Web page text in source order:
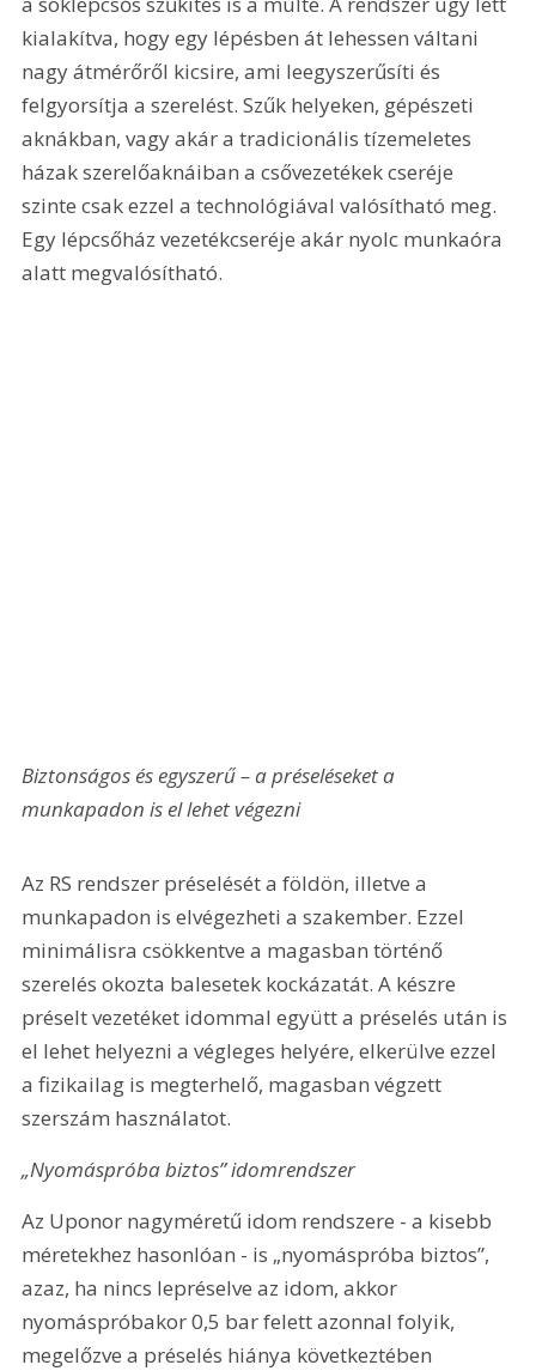
kialakítva, hogy egy lépésben át lehessen váltani
nagy átmérőről kicsire, ami leegyszerűsíti és
felgyorsítja a szerelést. Szűk helyeken, gépészeti
aknákban, vagy akár a tradicionális tízemeletes
házak szerelőaknáiban a csővezetékek cseréje
szinte csak ezzel a technológiával valósítható meg.
Egy lépcsőház vezetékcseréje akár nyolc munkaóra
alatt megvalósítható.
Biztonságos és egyszerű – a préseléseket a
munkapadon is el lehet végezni
Az RS rendszer préselését a földön, illetve a
munkapadon is elvégezheti a szakember. Ezzel
minimálisra csökkentve a magasban történő
szerelés okozta balesetek kockázatát. A készre
préselt vezetéket idommal együtt a préselés után is
el lehet helyezni a végleges helyére, elkerülve ezzel
a fizikailag is megterhelő, magasban végzett
szerszám használatot.
„Nyomáspróba biztos” idomrendszer
Az Uponor nagyméretű idom rendszere - a kisebb
méretekhez hasonlóan - is „nyomáspróba biztos”,
azaz, ha nincs lepréselve az idom, akkor
nyomáspróbakor 0,5 bar felett azonnal folyik,
megelőzve a préselés hiánya következtében